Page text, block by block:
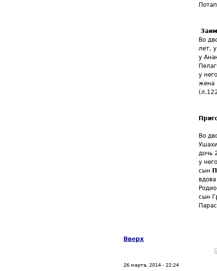
Во
лет,
у
у
жена
Во
дочь
у
сын
сын
Вверх
26 марта, 2014 - 22:24